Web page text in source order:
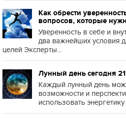
Как обрести
вопросов, которые
Уверенность в себе и
два важнейших условия
целей Эксперты...
Лунный день сегодня
Каждый лунный день
возможности и
использовать